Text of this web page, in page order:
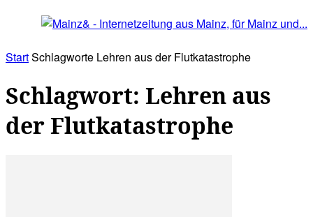
StartSchlagworte Lehren aus der Flutkatastrophe
Schlagwort: Lehren aus
der Flutkatastrophe